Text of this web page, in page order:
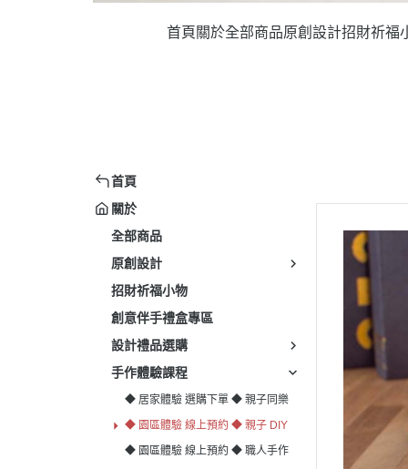
首頁 關於全部商品原創設計招財祈福
首頁
關於
全部商品
原創設計
招財祈福小物
創意伴手禮盒專區
設計禮品選購
手作體驗課程
◆ 居家體驗 選購下單 ◆ 親子同樂
◆ 園區體驗 線上預約 ◆ 親子 DIY
◆ 園區體驗 線上預約 ◆ 職人手作